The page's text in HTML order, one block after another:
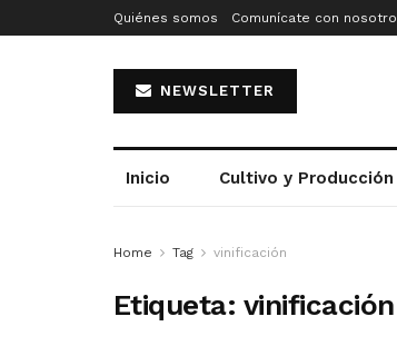
Quiénes somos Comunícate con
NEWSLETTER
Inicio Cultivo y Producción
Home Tag vinificación
Etiqueta: vinificación